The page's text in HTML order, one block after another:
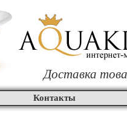
Доставка
Контакты